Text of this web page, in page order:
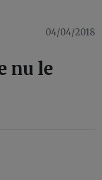
04/04/2018
nu le